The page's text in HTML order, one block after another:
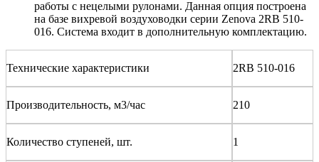
работы с нецелыми рулонами. Данная опция построена
на базе вихревой воздуховодки серии Zenova 2RB 510-
016. Система входит в дополнительную комплектацию.
Технические характеристики 2RB 510-016
Производительность, м3/час 210
Количество ступеней, шт. 1